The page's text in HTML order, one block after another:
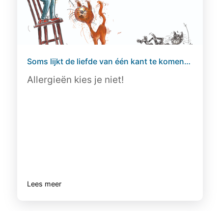
Soms lijkt de liefde van één kant te komen…
Allergieën kies je niet!
Lees meer